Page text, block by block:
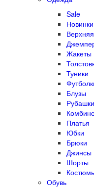
Sale
Новинки
Жакеты
Туники
Блузы
Рубашки
Платья
Юбки
Брюки
Джинсы
Шорты
Обувь